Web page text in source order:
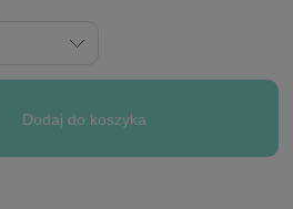
Dodaj do koszyka